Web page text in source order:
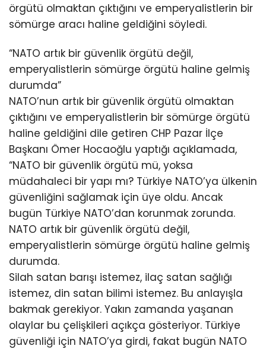
örgütü olmaktan çıktığını ve emperyalistlerin bir
sömürge aracı haline geldiğini söyledi.
“NATO artık bir güvenlik örgütü değil,
emperyalistlerin sömürge örgütü haline gelmiş
durumda”
NATO’nun artık bir güvenlik örgütü olmaktan
çıktığını ve emperyalistlerin bir sömürge örgütü
haline geldiğini dile getiren CHP Pazar İlçe
Başkanı Ömer Hocaoğlu yaptığı açıklamada,
“NATO bir güvenlik örgütü mü, yoksa
müdahaleci bir yapı mı? Türkiye NATO’ya ülkenin
güvenliğini sağlamak için üye oldu. Ancak
bugün Türkiye NATO’dan korunmak zorunda.
NATO artık bir güvenlik örgütü değil,
emperyalistlerin sömürge örgütü haline gelmiş
durumda.
Silah satan barışı istemez, ilaç satan sağlığı
istemez, din satan bilimi istemez. Bu anlayışla
bakmak gerekiyor. Yakın zamanda yaşanan
olaylar bu çelişkileri açıkça gösteriyor. Türkiye
güvenliği için NATO’ya girdi, fakat bugün NATO